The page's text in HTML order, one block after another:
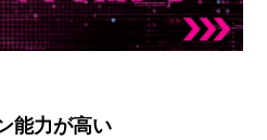
能力が高い